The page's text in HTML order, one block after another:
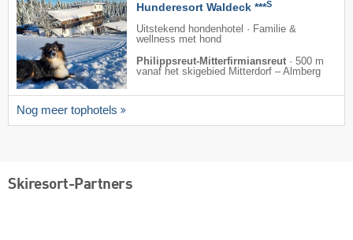
Hunderesort Waldeck ***S
Uitstekend hondenhotel · Familie &
wellness met hond
Philippsreut-Mitterfirmiansreut · 500 m
vanaf het skigebied Mitterdorf – Almberg
Nog meer tophotels
Skiresort-Partners